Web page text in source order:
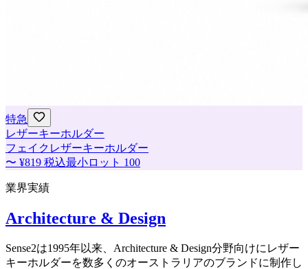
特急
レザーキーホルダー
フェイクレザーキーホルダー
〜 ¥819 税込最小ロット 100
業界実績
Architecture & Design
Sense2は1995年以来、Architecture & Design分野向けにレザー
キーホルダーを数多くのオーストラリアのブランドに制作し